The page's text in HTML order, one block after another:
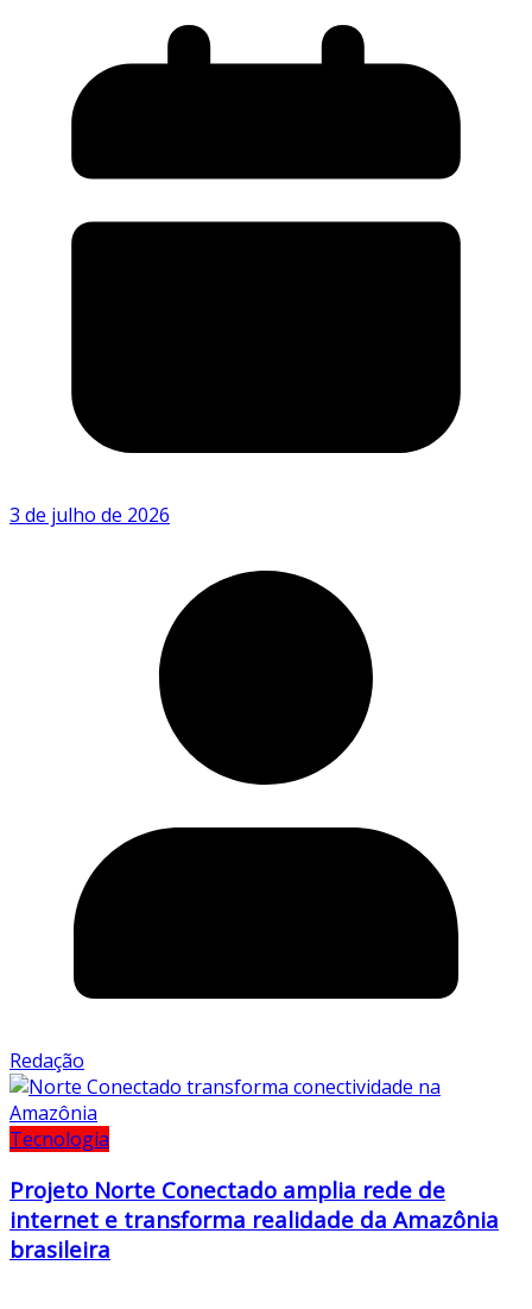
3 de julho de 2026
Redação
Tecnologia
Projeto Norte Conectado amplia rede de
internet e transforma realidade da Amazônia
brasileira